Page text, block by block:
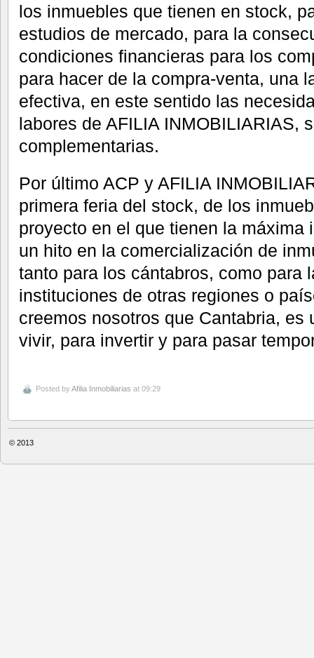
los inmuebles que tienen en stock,
estudios de mercado, para la
condiciones financieras para los
para hacer de la compra-venta, una
efectiva, en este sentido las
labores de AFILIA INMOBILIARIAS,
complementarias.
Por último ACP y AFILIA
primera feria del stock, de los
proyecto en el que tienen la máxima
un hito en la comercialización de
tanto para los cántabros, como para
instituciones de otras regiones o
creemos nosotros que Cantabria, es
vivir, para invertir y para pasar
Posted byAfilia Inmobiliarias at 09:29
© 2013